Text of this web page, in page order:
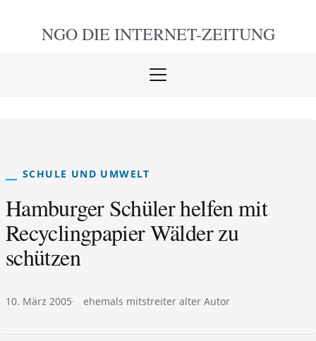
NGO DIE INTERNET-ZEITUNG
Menü
SCHULE UND UMWELT
Hamburger Schüler helfen mit
Recyclingpapier Wälder zu
schützen
Veröffentlicht am:
10. März 2005 Autor:
ehemals mitstreiter alter Autor